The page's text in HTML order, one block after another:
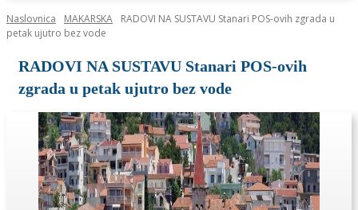
Naslovnica MAKARSKA
RADOVI NA SUSTAVU Stanari POS-ovih zgrada u
petak ujutro bez vode
RADOVI NA SUSTAVU Stanari POS-ovih
zgrada u petak ujutro bez vode